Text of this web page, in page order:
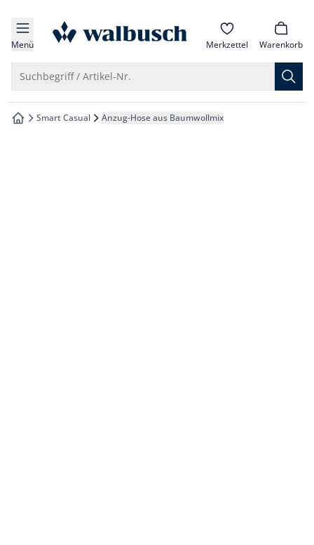
springen
springen
springen
springen
Menü zur Startseite Merkzettel Warenkorb
Suchbegriff / Artikel-Nr.
zur Startseite
Smart Casual Anzug-Hose aus Baumwollmix